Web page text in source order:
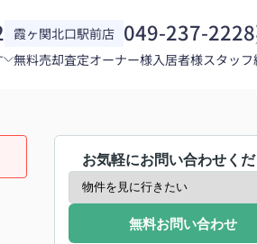
霞ヶ関北口駅前店 049-237-2228
無料売却査定オーナー様入居者様スタッ
お気軽にお問い合わせく
無料お問い合わせ